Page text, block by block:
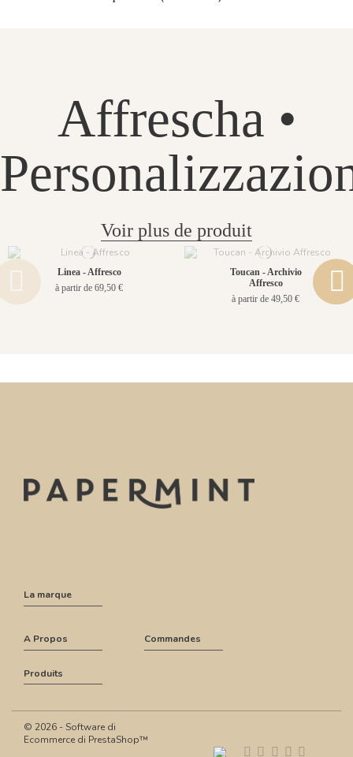
Affrescha •
Voir plus de produit
Linea - Affresco
à partir de 69,50 €
Toucan - Archivio
Affresco
à partir de 49,50 €
La marque
A Propos Commandes
Produits
© 2026 - Software di
Ecommerce di PrestaShop™